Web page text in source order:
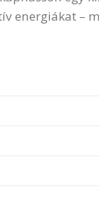
energiákat –